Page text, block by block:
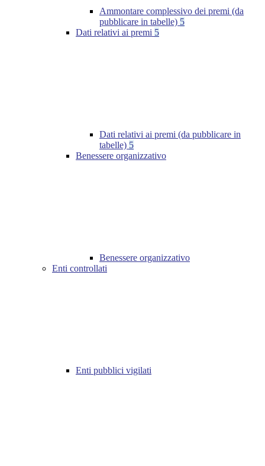
Ammontare complessivo dei premi (da
pubblicare in tabelle) 5
Dati relativi ai premi 5
Dati relativi ai premi (da pubblicare in
tabelle) 5
Benessere organizzativo
Benessere organizzativo
Enti controllati
Enti pubblici vigilati